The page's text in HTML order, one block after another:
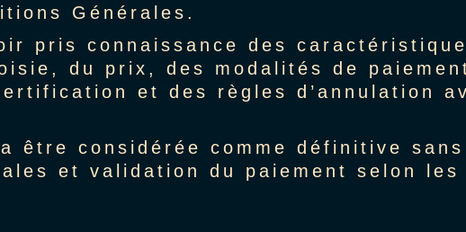
Générales.
pris connaissance des
du prix, des modalités de
et des règles d’annulation
être considérée comme définitive
et validation du paiement selon les